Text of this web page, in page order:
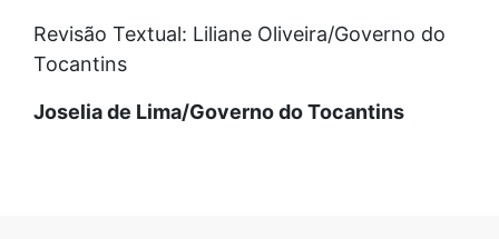
Revisão Textual: Liliane Oliveira/Governo do
Tocantins
Joselia de Lima/Governo do Tocantins